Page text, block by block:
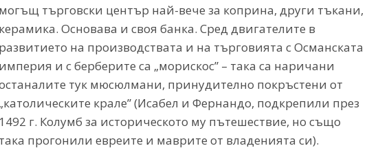
могъщ търговски център най-вече за коприна, други тъкани,
керамика. Основава и своя банка. Сред двигателите в
развитието на производствата и на търговията с Османската
империя и с берберите са „морискос” – така са наричани
тук мюсюлмани, принудително покръстени от
„католическите крале” (Исабел и Фернандо, подкрепили през
1492 г. Колумб за историческото му пътешествие, но също
така прогонили евреите и маврите от владенията си).